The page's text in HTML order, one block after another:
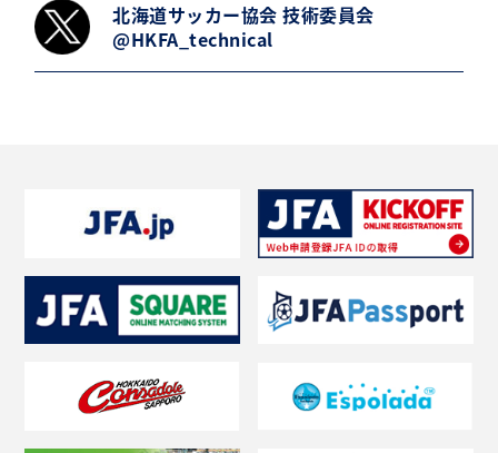
北海道サッカー協会 技術委員会
@HKFA_technical